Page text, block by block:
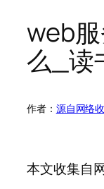
web
么_读
作者： 源自网络
本文收集自